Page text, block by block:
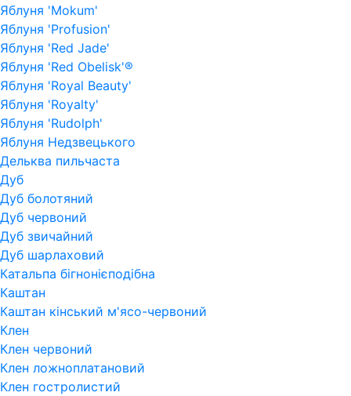
Яблуня 'Mokum'
Яблуня 'Profusion'
Яблуня 'Red Jade'
Яблуня 'Red Obelisk'®
Яблуня 'Royal Beauty'
Яблуня 'Royalty'
Яблуня 'Rudolph'
Яблуня Недзвецького
Дельква пильчаста
Дуб
Дуб болотяний
Дуб червоний
Дуб звичайний
Дуб шарлаховий
Катальпа бігнонієподібна
Каштан
Каштан кінський м'ясо-червоний
Клен
Клен червоний
Клен ложноплатановий
Клен гостролистий